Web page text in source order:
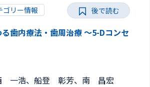
ゴリー情報
歯内療法・歯周治療 ～5-Dコンセ
一浩、船登 彰芳、南 昌宏
後で読む